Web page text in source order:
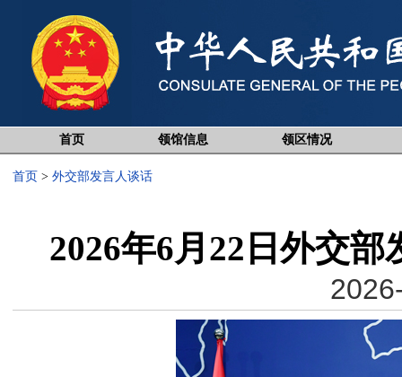
首页 领馆信息 领区情况
首页 > 外交部发言人谈话
2026年6月22日外交